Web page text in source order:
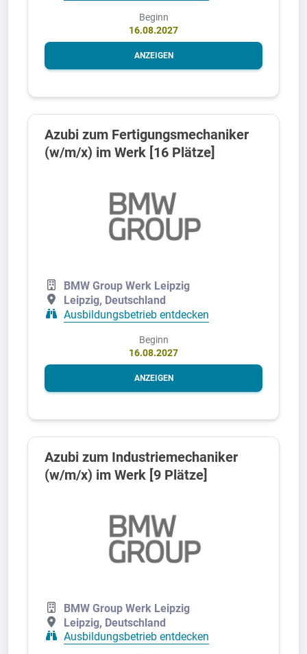
Beginn
16.08.2027
ANZEIGEN
Azubi zum Fertigungsmechaniker
(w/m/x) im Werk [16 Plätze]
BMW Group Werk Leipzig
Leipzig, Deutschland
Ausbildungsbetrieb entdecken
Beginn
16.08.2027
ANZEIGEN
Azubi zum Industriemechaniker
(w/m/x) im Werk [9 Plätze]
BMW Group Werk Leipzig
Leipzig, Deutschland
Ausbildungsbetrieb entdecken